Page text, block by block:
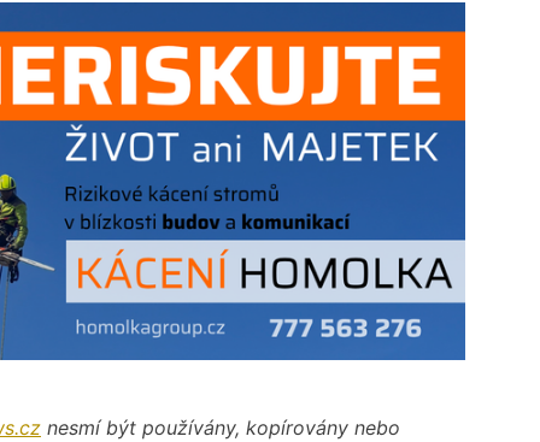
nesmí být používány, kopírovány nebo